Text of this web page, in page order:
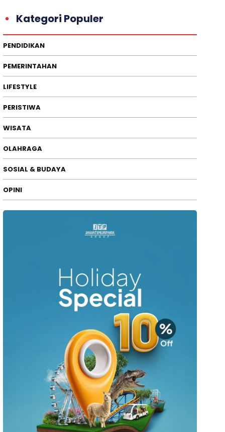
Kategori Populer
PENDIDIKAN
PEMERINTAHAN
LIFESTYLE
PERISTIWA
WISATA
OLAHRAGA
SOSIAL & BUDAYA
OPINI